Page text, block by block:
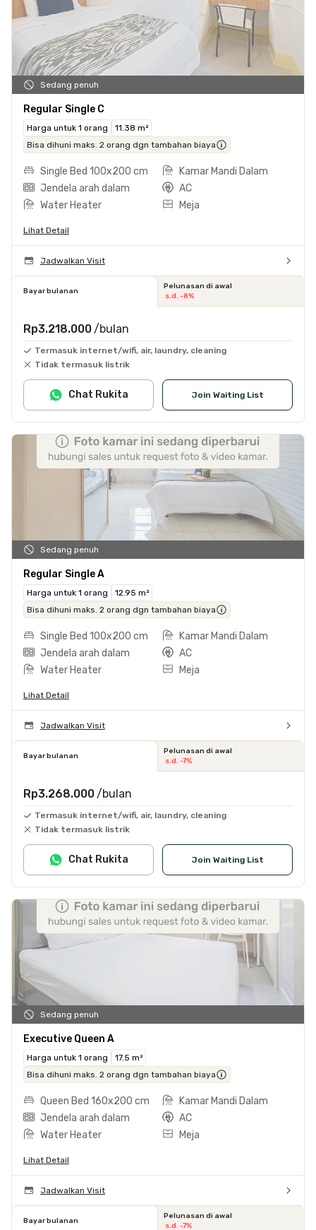
Sedang penuh
Regular Single C
Harga untuk 1 orang
11.38 m²
Bisa dihuni maks. 2 orang dgn tambahan biaya
Single Bed 100x200 cm
Kamar Mandi Dalam
Jendela arah dalam
AC
Water Heater
Meja
Lihat Detail
Jadwalkan Visit
Bayar bulanan
Pelunasan di awal
s.d. -8%
Rp3.218.000 /bulan
Termasuk internet/wifi, air, laundry, cleaning
Tidak termasuk listrik
Join Waiting List
Chat Rukita
Sedang penuh
Regular Single A
Harga untuk 1 orang
12.95 m²
Bisa dihuni maks. 2 orang dgn tambahan biaya
Single Bed 100x200 cm
Kamar Mandi Dalam
Jendela arah dalam
AC
Water Heater
Meja
Lihat Detail
Jadwalkan Visit
Bayar bulanan
Pelunasan di awal
s.d. -7%
Rp3.268.000 /bulan
Termasuk internet/wifi, air, laundry, cleaning
Tidak termasuk listrik
Join Waiting List
Chat Rukita
Sedang penuh
Executive Queen A
Harga untuk 1 orang
17.5 m²
Bisa dihuni maks. 2 orang dgn tambahan biaya
Queen Bed 160x200 cm
Kamar Mandi Dalam
Jendela arah dalam
AC
Water Heater
Meja
Lihat Detail
Jadwalkan Visit
Bayar bulanan
Pelunasan di awal
s.d. -7%